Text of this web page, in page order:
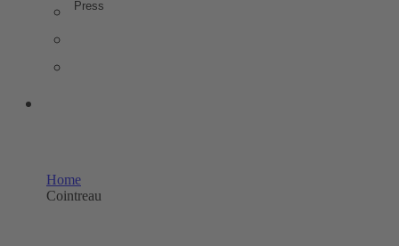
PressPRESS IMAGE DATA
Home
Cointreau